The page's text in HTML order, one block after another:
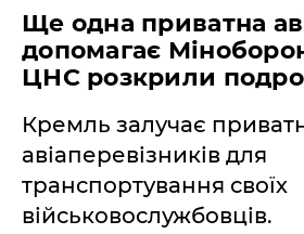
Ще одна приватна
допомагає
ЦНС розкрили
Кремль залучає
авіаперевізників для
транспортування своїх
військовослужбовців.